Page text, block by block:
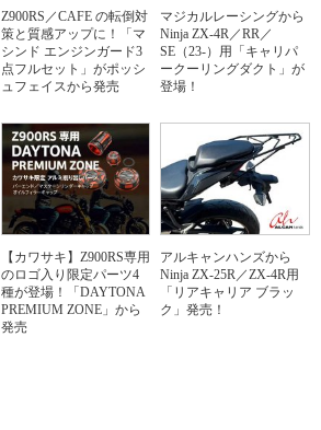
Z900RS／CAFE の転倒対
策と質感アップに！「マ
シンド エンジンガード3
点フルセット」がポッシ
ュフェイスから発売
マジカルレーシングから
Ninja ZX-4R／RR／
SE（23-）用「キャリパ
ークーリングダクト」が
登場！
【カワサキ】Z900RS専用
のロゴ入り限定パーツ4
種が登場！「DAYTONA
PREMIUM ZONE」から
発売
アルキャンハンズから
Ninja ZX-25R／ZX-4R用
「リアキャリア ブラッ
ク」発売！